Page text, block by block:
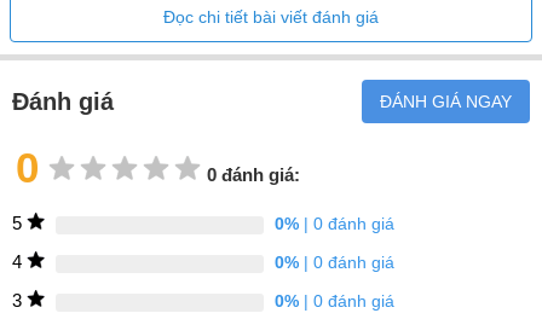
Đọc chi tiết bài viết đánh giá
Đánh giá ĐÁNH GIÁ NGAY
0 0 đánh giá:
5 0%| 0 đánh giá
4 0%| 0 đánh giá
3 0%| 0 đánh giá